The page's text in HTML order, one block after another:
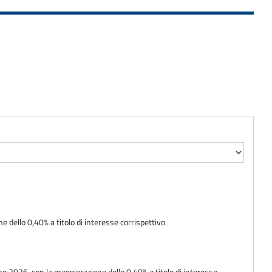
dello 0,40% a titolo di interesse corrispettivo